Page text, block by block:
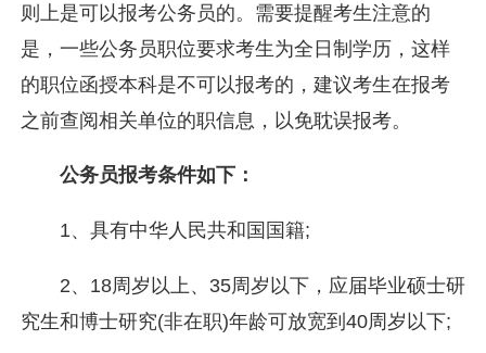
则上是可以报考公务员的。需要提醒考生注意的
是，一些公务员职位要求考生为全日制学历，这样
的职位函授本科是不可以报考的，建议考生在报考
之前查阅相关单位的职信息，以免耽误报考。
公务员报考条件如下：
1、具有中华人民共和国国籍;
2、18周岁以上、35周岁以下，应届毕业硕士研
究生和博士研究(非在职)年龄可放宽到40周岁以下;